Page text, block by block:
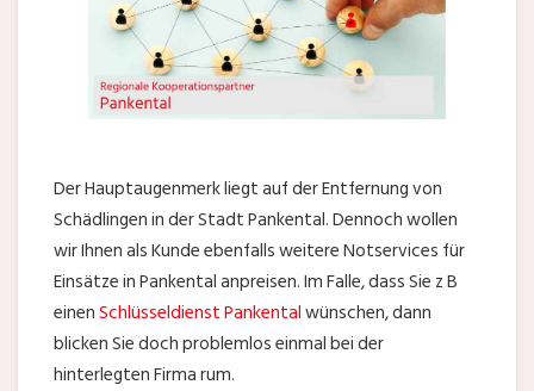
Der Hauptaugenmerk liegt auf der Entfernung von
Schädlingen in der Stadt Pankental. Dennoch wollen
wir Ihnen als Kunde ebenfalls weitere Notservices für
Einsätze in Pankental anpreisen. Im Falle, dass Sie z B
einenSchlüsseldienst Pankentalwünschen, dann
blicken Sie doch problemlos einmal bei der
hinterlegten Firma rum.